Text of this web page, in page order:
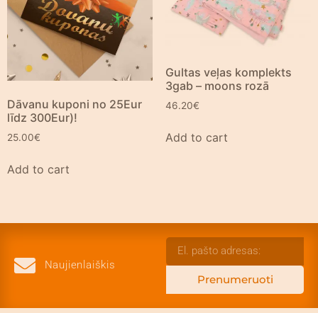
Dāvanu kuponi no 25Eur
līdz 300Eur)!
25.00€
Add to cart
Gultas veļas komplekts
3gab – moons rozā
46.20€
Add to cart
Naujienlaiškis
Prenumeruoti